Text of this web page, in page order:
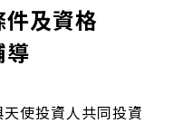
及資格
導
天使投資人共同投資